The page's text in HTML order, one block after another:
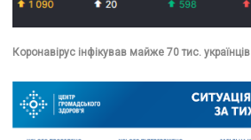
Коронавірус інфікував майже 70 тис. українців